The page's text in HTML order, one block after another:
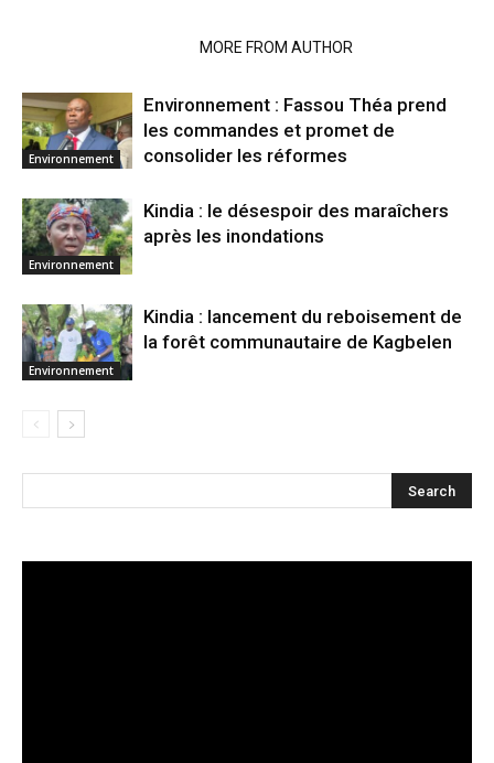
MORE FROM AUTHOR
Environnement
Environnement : Fassou Théa prend
les commandes et promet de
consolider les réformes
Environnement
Kindia : le désespoir des maraîchers
après les inondations
Environnement
Kindia : lancement du reboisement de
la forêt communautaire de Kagbelen